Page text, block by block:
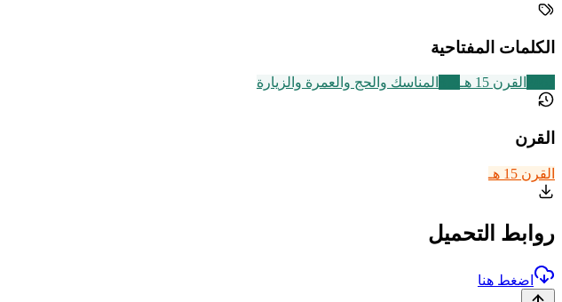
الكلمات المفتاحية
القرن 15 هـ المناسك والحج والعمرة والزيارة
القرن
القرن 15 هـ
روابط التحميل
اضغط هنا